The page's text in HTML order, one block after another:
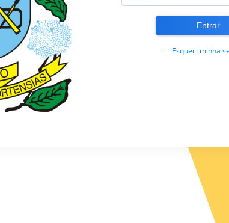
Esqueci minha